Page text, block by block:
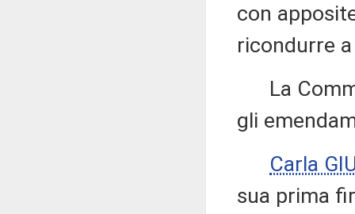
con
ricondurre
La
gli
Carla
sua prima